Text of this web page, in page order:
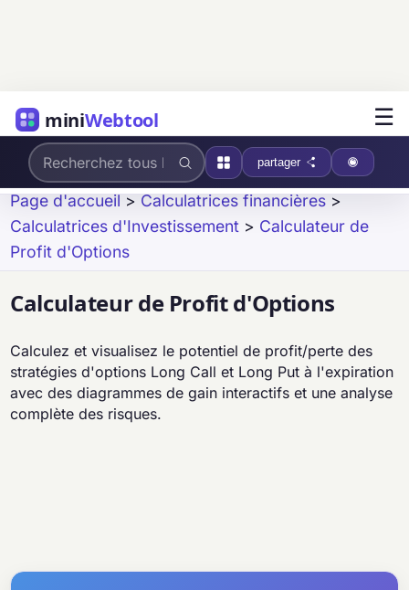
miniWebtool ☰
partager
Page d'accueil > Calculatrices financières >
Calculatrices d'Investissement > Calculateur de
Profit d'Options
Calculateur de Profit d'Options
Calculez et visualisez le potentiel de profit/perte des
stratégies d'options Long Call et Long Put à l'expiration
avec des diagrammes de gain interactifs et une analyse
complète des risques.